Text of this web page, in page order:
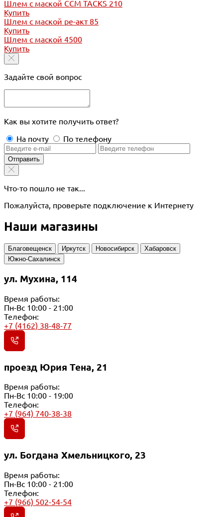
Шлем с маской CCM TACKS 210
Купить
Шлем с маской ре-акт 85
Купить
Шлем с маской 4500
Купить
Задайте свой вопрос
Как вы хотите получить ответ?
На почту
По телефону
Отправить
Что-то пошло не так...
Пожалуйста, проверьте подключение к Интернету
Наши магазины
Благовещенск Иркутск Новосибирск
Хабаровск
Южно-Сахалинск
ул. Мухина, 114
Время работы:
Пн-Вс 10:00 - 21:00
Телефон:
+7 (4162) 38-48-77
проезд Юрия Тена, 21
Время работы:
Пн-Вс 10:00 - 19:00
Телефон:
+7 (964) 740-38-38
ул. Богдана Хмельницкого, 23
Время работы:
Пн-Вс 10:00 - 21:00
Телефон:
+7 (966) 502-54-54